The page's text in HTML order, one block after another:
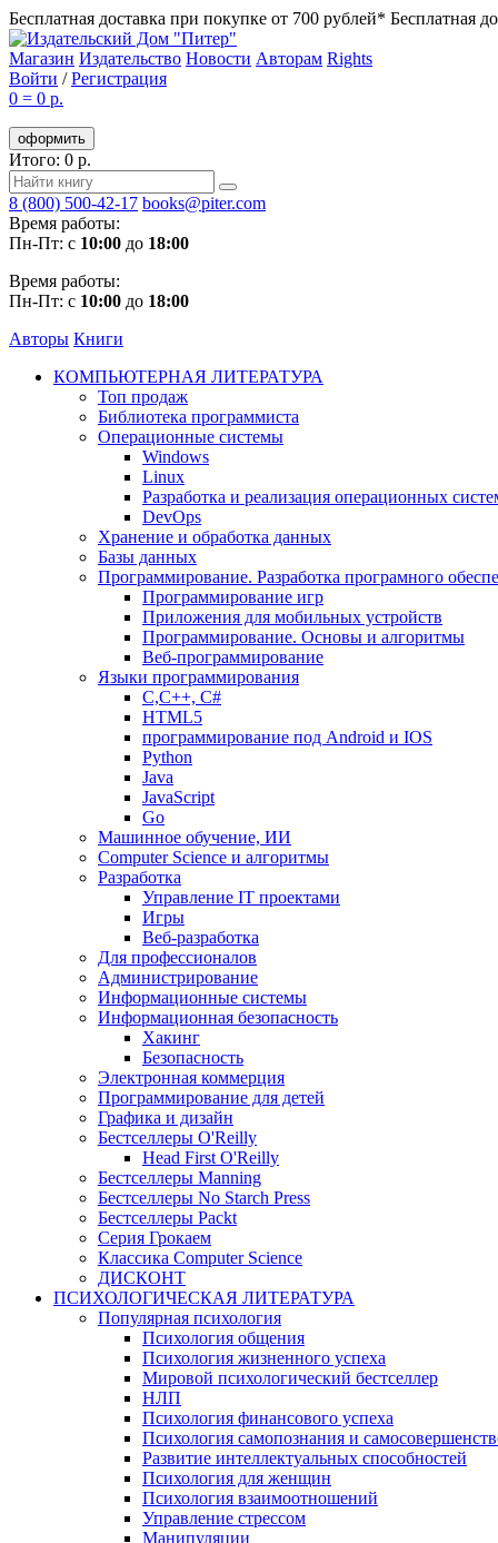
Бесплатная доставка при покупке от 700 рублей* Бесплатная
Магазин Издательство Новости Авторам Rights
Войти /Регистрация
0 = 0 р.
оформить
Итого: 0 р.
8 (800) 500-42-17 books@piter.com
Время работы:
Пн-Пт: с 10:00 до 18:00
Время работы:
Пн-Пт: с 10:00 до 18:00
Авторы Книги
КОМПЬЮТЕРНАЯ ЛИТЕРАТУРА
Топ продаж
Библиотека программиста
Операционные системы
Windows
Linux
Разработка и реализация операционных
DevOps
Хранение и обработка данных
Базы данных
Программирование. Разработка програмного
Программирование игр
Приложения для мобильных устройств
Программирование. Основы и алгоритмы
Веб-программирование
Языки программирования
С,С++, С#
HTML5
программирование под Android и IOS
Python
Java
JavaScript
Go
Машинное обучение, ИИ
Computer Science и алгоритмы
Разработка
Управление IT проектами
Игры
Веб-разработка
Для профессионалов
Администрирование
Информационные системы
Информационная безопасность
Хакинг
Безопасность
Электронная коммерция
Программирование для детей
Графика и дизайн
Бестселлеры O'Reilly
Head First O'Reilly
Бестселлеры Manning
Бестселлеры No Starch Press
Бестселлеры Packt
Серия Грокаем
Классика Computer Science
ДИСКОНТ
ПСИХОЛОГИЧЕСКАЯ ЛИТЕРАТУРА
Популярная психология
Психология общения
Психология жизненного успеха
Мировой психологический бестселлер
НЛП
Психология финансового успеха
Психология самопознания и
Развитие интеллектуальных способностей
Психология для женщин
Психология взаимоотношений
Управление стрессом
Манипуляции